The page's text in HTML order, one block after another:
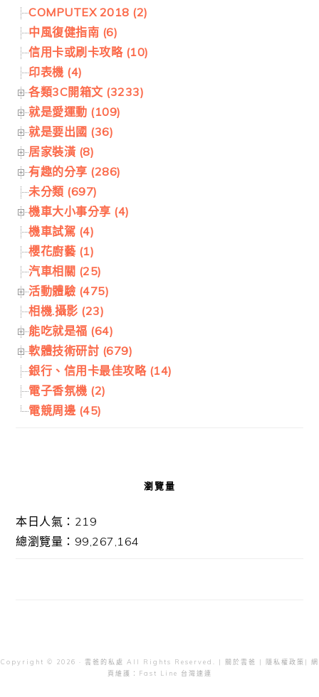
COMPUTEX 2018 (2)
中風復健指南 (6)
信用卡或刷卡攻略 (10)
印表機 (4)
各類3C開箱文 (3233)
就是愛運動 (109)
就是要出國 (36)
居家裝潢 (8)
有趣的分享 (286)
未分類 (697)
機車大小事分享 (4)
機車試駕 (4)
櫻花廚藝 (1)
汽車相關 (25)
活動體驗 (475)
相機.攝影 (23)
能吃就是福 (64)
軟體技術研討 (679)
銀行、信用卡最佳攻略 (14)
電子香氛機 (2)
電競周邊 (45)
瀏覽量
本日人氣：219
總瀏覽量：99,267,164
Copyright © 2026 · 雲爸的私處 All Rights Reserved. | 關於雲爸 | 隱私權政策 | 網
頁維護：
Fast Line 台灣速連